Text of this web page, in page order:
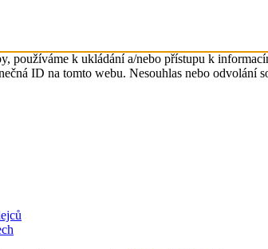
používáme k ukládání a/nebo přístupu k
ID na tomto webu. Nesouhlas nebo odvolání